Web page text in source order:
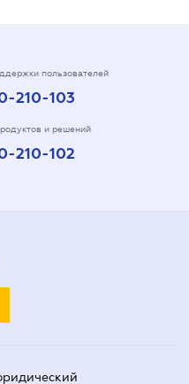
пользователей
210-103
и решений
210-102